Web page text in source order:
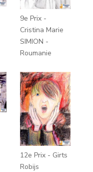
9e Prix -
Cristina Marie
SIMION -
Roumanie
12e Prix - Girts
Robijs